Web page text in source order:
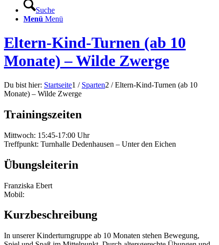
Suche
Menü Menü
Eltern-Kind-Turnen (ab 10
Monate) – Wilde Zwerge
Du bist hier: Startseite1 / Sparten2 / Eltern-Kind-Turnen (ab 10
Monate) – Wilde Zwerge
Trainingszeiten
Mittwoch: 15:45-17:00 Uhr
Treffpunkt: Turnhalle Dedenhausen – Unter den Eichen
Übungsleiterin
Franziska Ebert
Mobil:
Kurzbeschreibung
In unserer Kinderturngruppe ab 10 Monaten stehen Bewegung,